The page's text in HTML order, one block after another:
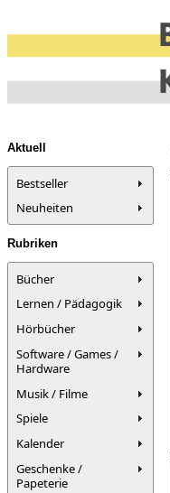
Aktuell
Bestseller
Neuheiten
Rubriken
Bücher
Lernen / Pädagogik
Hörbücher
Software / Games /
Hardware
Musik / Filme
Spiele
Kalender
Geschenke /
Papeterie